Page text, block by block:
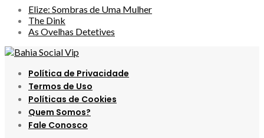
Elize: Sombras de Uma Mulher
The Dink
As Ovelhas Detetives
Política de Privacidade
Termos de Uso
Políticas de Cookies
Quem Somos?
Fale Conosco